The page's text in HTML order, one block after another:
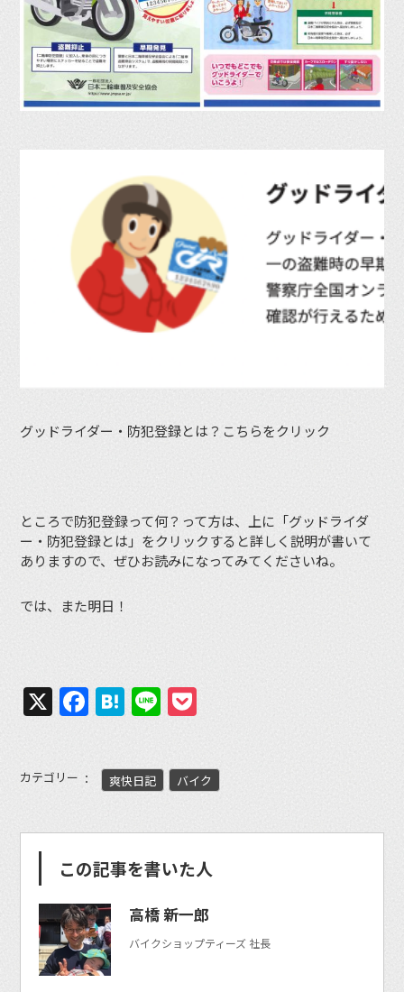
グッドライダー・防犯登録とは？こちらをクリック
ところで防犯登録って何？って方は、上に「グッドライダ
ー・防犯登録とは」をクリックすると詳しく説明が書いて
ありますので、ぜひお読みになってみてくださいね。
では、また明日！
X Facebook
Hatena
Line
カテゴリー 爽快日記 バイク
この記事を書いた人
高橋 新一郎
バイクショップティーズ 社長